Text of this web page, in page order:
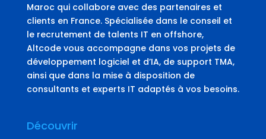
Maroc qui collabore avec des partenaires et
clients en France. Spécialisée dans le conseil et
le recrutement de talents IT en offshore,
Altcode vous accompagne dans vos projets de
développement logiciel et d’IA, de support TMA,
ainsi que dans la mise à disposition de
consultants et experts IT adaptés à vos besoins.
Découvrir